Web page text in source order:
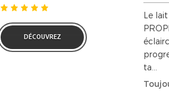
DÉCOUVREZ
Le
ta...